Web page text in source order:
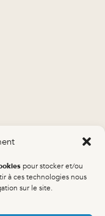
pour stocker et/ou
à ces technologies nous
sur le site.